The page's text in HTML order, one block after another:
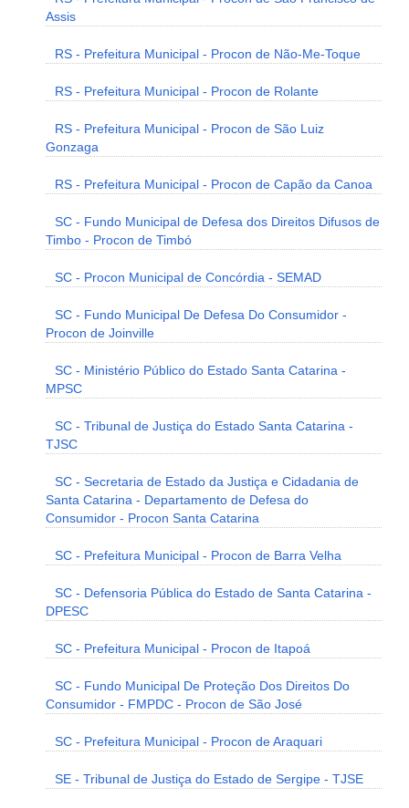
Assis
RS - Prefeitura Municipal - Procon de Não-Me-Toque
RS - Prefeitura Municipal - Procon de Rolante
RS - Prefeitura Municipal - Procon de São Luiz
Gonzaga
RS - Prefeitura Municipal - Procon de Capão da Canoa
SC - Fundo Municipal de Defesa dos Direitos Difusos de
Timbo - Procon de Timbó
SC - Procon Municipal de Concórdia - SEMAD
SC - Fundo Municipal De Defesa Do Consumidor -
Procon de Joinville
SC - Ministério Público do Estado Santa Catarina -
MPSC
SC - Tribunal de Justiça do Estado Santa Catarina -
TJSC
SC - Secretaria de Estado da Justiça e Cidadania de
Santa Catarina - Departamento de Defesa do
Consumidor - Procon Santa Catarina
SC - Prefeitura Municipal - Procon de Barra Velha
SC - Defensoria Pública do Estado de Santa Catarina -
DPESC
SC - Prefeitura Municipal - Procon de Itapoá
SC - Fundo Municipal De Proteção Dos Direitos Do
Consumidor - FMPDC - Procon de São José
SC - Prefeitura Municipal - Procon de Araquari
SE - Tribunal de Justiça do Estado de Sergipe - TJSE